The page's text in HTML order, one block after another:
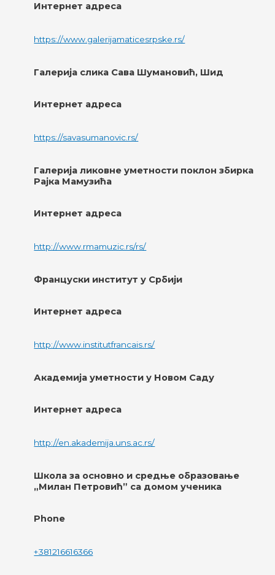
Интернет адреса
https://www.galerijamaticesrpske.rs/
Галерија слика Сава Шумановић, Шид
Интернет адреса
https://savasumanovic.rs/
Галерија ликовне уметности поклон збирка
Рајка Мамузића
Интернет адреса
http://www.rmamuzic.rs/rs/
Француски институт у Србији
Интернет адреса
http://www.institutfrancais.rs/
Академија уметности у Новом Саду
Интернет адреса
http://en.akademija.uns.ac.rs/
Школа за основно и средње образовање
„Милан Петровић” са домом ученика
Phone
+381216616366